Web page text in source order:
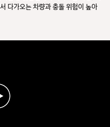
다가오는 차량과 충돌 위험이 높아